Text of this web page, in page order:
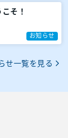
そ！
お知らせ
せ一覧を見る